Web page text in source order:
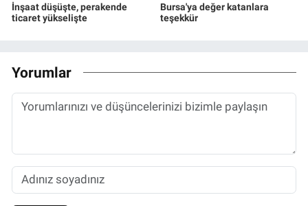
İnşaat düşüşte, perakende
ticaret yükselişte
Bursa'ya değer katanlara
teşekkür
Yorumlar